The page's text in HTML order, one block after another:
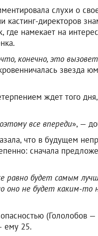
слухи о
директоров
где намекает на
конечно, это
звезда
ждет того
все впереди», —
что в будущем
сначала
равно будет самым
оно не будет каким-
(Гололобов —
ему 25.